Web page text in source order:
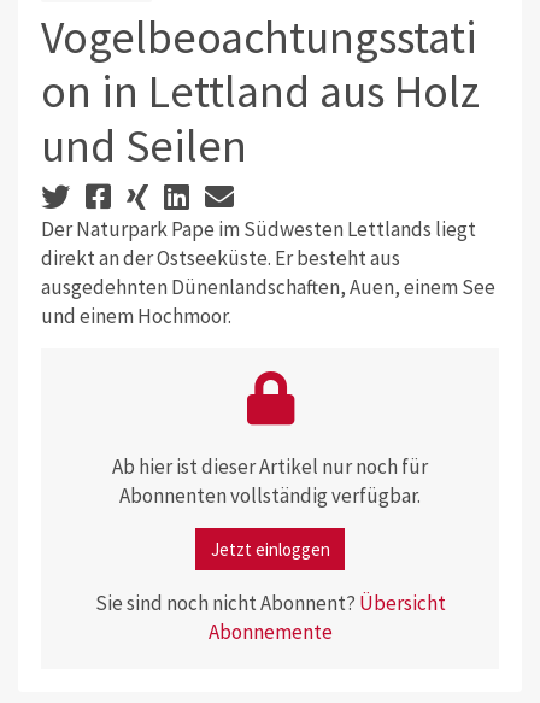
Vogelbeoachtungsstati
on in Lettland aus Holz
und Seilen
Der Naturpark Pape im Südwesten Lettlands liegt
direkt an der Ostseeküste. Er besteht aus
ausgedehnten Dünenlandschaften, Auen, einem See
und einem Hochmoor.
Ab hier ist dieser Artikel nur noch für
Abonnenten vollständig verfügbar.
Jetzt einloggen
Sie sind noch nicht Abonnent? Übersicht
Abonnemente